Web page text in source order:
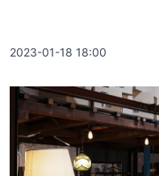
2023-01-18 18:00